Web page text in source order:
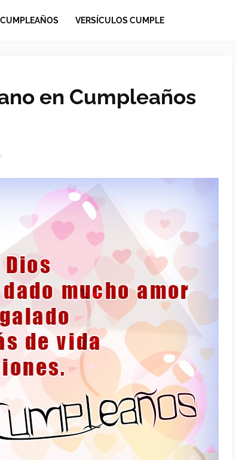
CUMPLEAÑOS VERSÍCULOS CUMPLE
en Cumpleaños